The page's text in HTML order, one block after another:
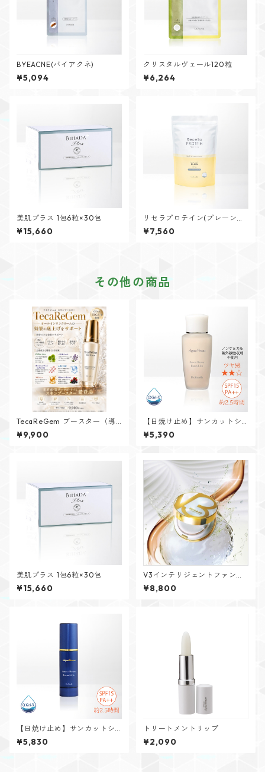
BYEACNE(バイアクネ)
¥5,094
クリスタルヴェール120粒
¥6,264
美肌プラス 1包6粒×30包
¥15,660
リセラプロテイン(プレーン味/
スプーン付き)
¥7,560
その他の商品
TecaReGem ブースター（導
入美容液）
¥9,900
【日焼け止め】サンカットシ
ャワーファンデイン(ベージュ)
40mL
¥5,390
美肌プラス 1包6粒×30包
¥15,660
V3インテリジェントファンデ
ーション レフィル
¥8,800
【日焼け止め】サンカットシ
ャワーファンデオン 50mL
¥5,830
トリートメントリップ
¥2,090